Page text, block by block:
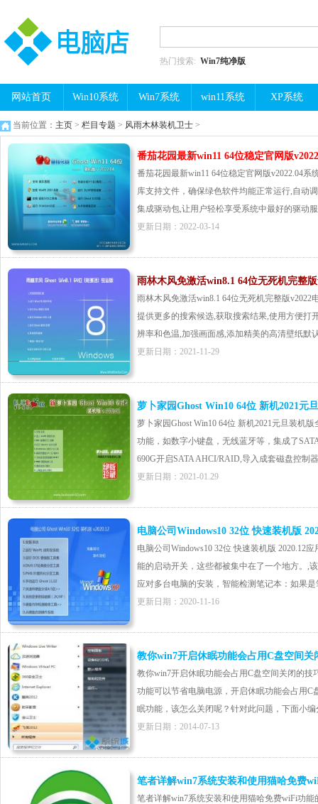
热门搜索: Win7纯净版
网站首页 Win10系统 Win7系统 win11系统 XP系统
当前位置： 主页 > 栏目专题 > 风雨木林装机卫士 >
番茄花园最新win11 64位稳定官网版
番茄花园最新win11 64位稳定官网版v2022.04系
库支持文件，确保绿色软件均能正常运行,自动
集成驱动包,让用户轻松享受系统中最好的驱动
更新日期：2022-03-14
雨林木风免激活win8.1 64位无死机完整版
雨林木风免激活win8.1 64位无死机完整版
提供更多的搜索候选,获取搜索结果,使用方便打
辨率和色温,加强画面感,添加精美的高清壁纸默
更新日期：2021-11-29
萝卜家园Ghost Win10 64位 新机2021元
萝卜家园Ghost Win10 64位 新机2021元旦装机
功能，如数字小键盘，无线蓝牙等，集成了
690G开启SATA AHCI/RAID,导入成套磁盘控制
更新日期：2021-01.29
电脑公司Windows10 32位 快速装机版
电脑公司Windows10 32位 快速装机版 2020.12
能的启动开关，这些都被集中在了一个地方。,
应对多台电脑的安装，智能检测笔记本：如果
更新日期：2020-11-16
教你win7开启休眠功能会占用C盘空间关
教你win7开启休眠功能会占用C盘空间关闭的
功能可以节省电脑电源，开启休眠功能会占用
眠功能，该怎么关闭呢？针对此问题，下面小
更新日期：2014-07-13
笔者详解win7系统安装和使用猫哈免费
笔者详解win7系统安装和使用猫哈免费wiFi功